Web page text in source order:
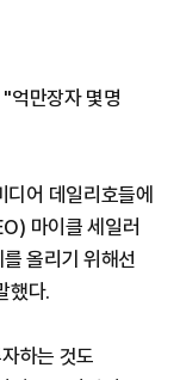
억만장자 몇명
어 데일리호들에
마이클 세일러
올리기 위해선
했다.
하는 것도